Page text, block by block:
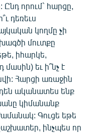
Ընդ որում` հարցը,
դեռեւս
կողմը չի
մուտքը
իհարկե,
եւ ի՞նչ է
Հարցի առաջին
ականատես ենք
կիմանանք
Գուցե եթե
ինչպես որ